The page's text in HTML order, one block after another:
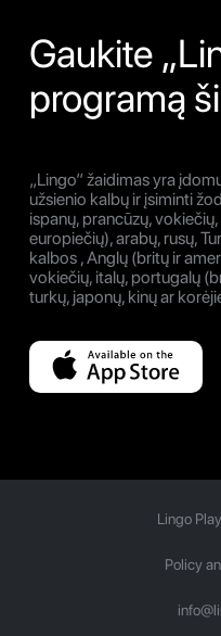
Gaukite
programą
„Lingo“ žaidimas yra
užsienio kalbų ir įsiminti
ispanų, prancūzų,
europiečių), arabų, rusų,
kalbos , Anglų (britų ir
vokiečių, italų, portugalų
turkų, japonų, kinų ar
Lingo
Policy